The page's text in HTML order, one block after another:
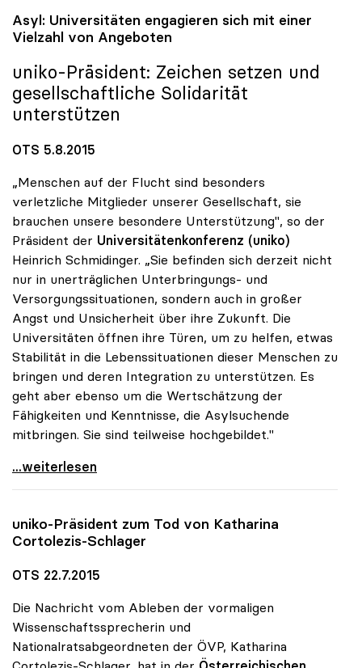
Asyl: Universitäten engagieren sich mit einer
Vielzahl von Angeboten
uniko-Präsident: Zeichen setzen und
gesellschaftliche Solidarität
unterstützen
OTS 5.8.2015
„Menschen auf der Flucht sind besonders
verletzliche Mitglieder unserer Gesellschaft, sie
brauchen unsere besondere Unterstützung", so der
Präsident der Universitätenkonferenz (uniko)
Heinrich Schmidinger. „Sie befinden sich derzeit nicht
nur in unerträglichen Unterbringungs- und
Versorgungssituationen, sondern auch in großer
Angst und Unsicherheit über ihre Zukunft. Die
Universitäten öffnen ihre Türen, um zu helfen, etwas
Stabilität in die Lebenssituationen dieser Menschen zu
bringen und deren Integration zu unterstützen. Es
geht aber ebenso um die Wertschätzung der
Fähigkeiten und Kenntnisse, die Asylsuchende
mitbringen. Sie sind teilweise hochgebildet."
Asyl: Universitäten engagieren sich mit einer
...weiterlesen
uniko-Präsident zum Tod von Katharina
Cortolezis-Schlager
OTS 22.7.2015
Die Nachricht vom Ableben der vormaligen
Wissenschaftssprecherin und
Nationalratsabgeordneten der ÖVP, Katharina